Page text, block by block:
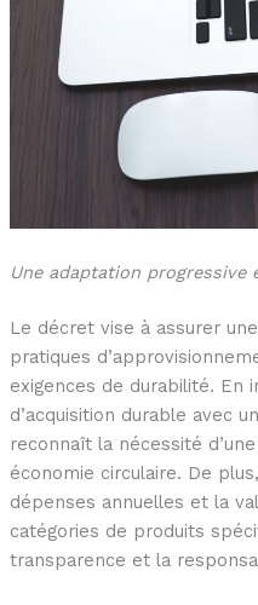
Une adaptation
Le décret vise à assurer
pratiques
exigences de durabilité. En
d’acquisition durable avec
reconnaît la nécessité
économie circulaire. De
dépenses annuelles et la
catégories de produits
transparence et la